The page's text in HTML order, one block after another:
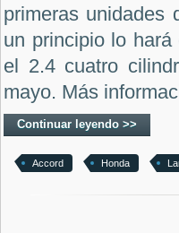
primeras unidades
un principio lo
el 2.4 cuatro
mayo. Más
Continuar leyendo >>
Accord Honda